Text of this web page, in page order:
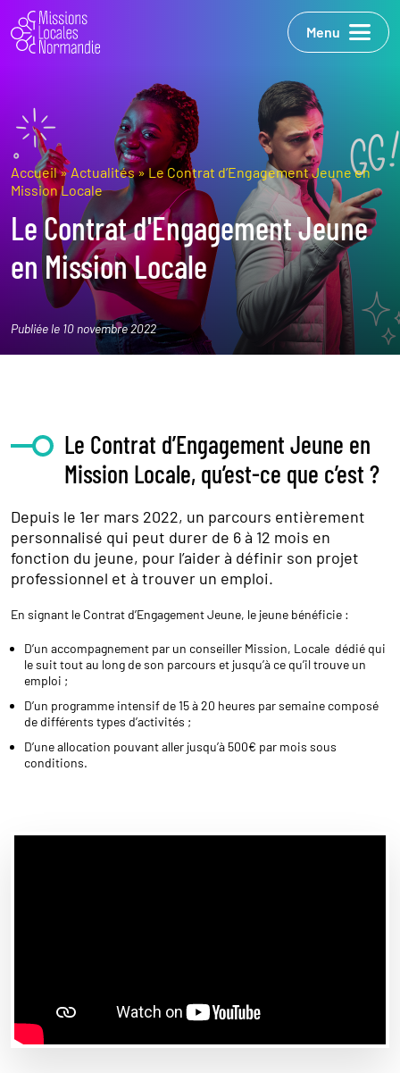
Menu
Accueil»Actualités»Le Contrat d’Engagement Jeune en
Mission Locale
Le Contrat d'Engagement Jeune
en Mission Locale
Publiée le 10 novembre 2022
Le Contrat d’Engagement Jeune en
Mission Locale, qu’est-ce que c’est ?
Depuis le 1er mars 2022, un parcours entièrement
personnalisé qui peut durer de 6 à 12 mois en
fonction du jeune, pour l’aider à définir son projet
professionnel et à trouver un emploi.
En signant le Contrat d’Engagement Jeune, le jeune bénéficie :
D’un accompagnement par un conseiller Mission, Locale dédié qui
le suit tout au long de son parcours et jusqu’à ce qu’il trouve un
emploi ;
D’un programme intensif de 15 à 20 heures par semaine composé
de différents types d’activités ;
D’une allocation pouvant aller jusqu’à 500€ par mois sous
conditions.